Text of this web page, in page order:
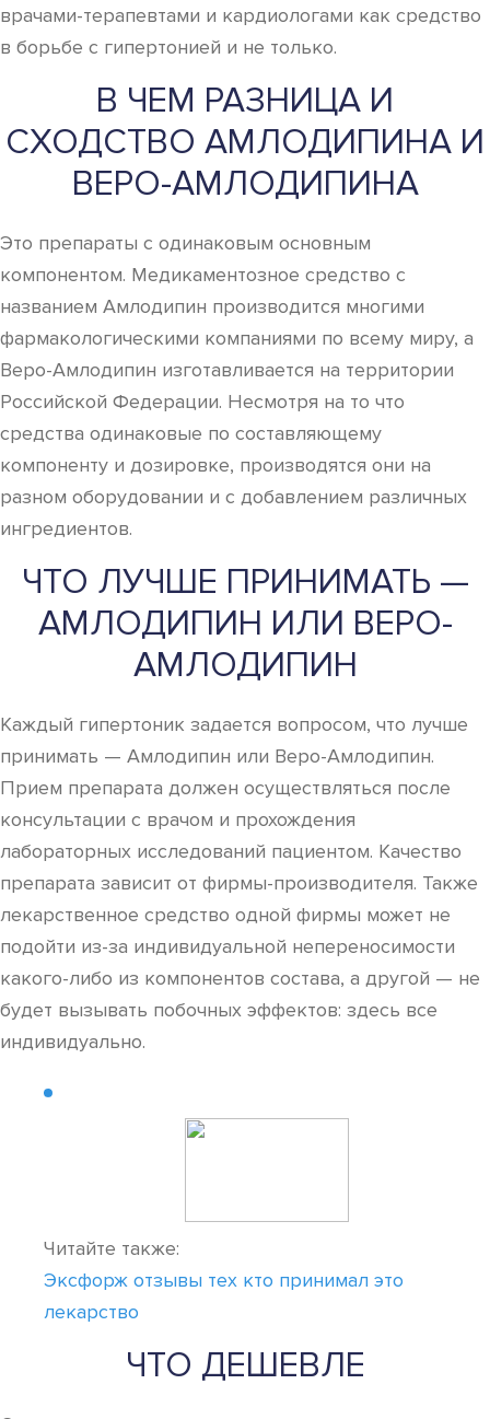
врачами-терапевтами и кардиологами как средство
в борьбе с гипертонией и не только.
В ЧЕМ РАЗНИЦА И
СХОДСТВО АМЛОДИПИНА И
ВЕРО-АМЛОДИПИНА
Это препараты с одинаковым основным
компонентом. Медикаментозное средство с
названием Амлодипин производится многими
фармакологическими компаниями по всему миру, а
Веро-Амлодипин изготавливается на территории
Российской Федерации. Несмотря на то что
средства одинаковые по составляющему
компоненту и дозировке, производятся они на
разном оборудовании и с добавлением различных
ингредиентов.
ЧТО ЛУЧШЕ ПРИНИМАТЬ —
АМЛОДИПИН ИЛИ ВЕРО-
АМЛОДИПИН
Каждый гипертоник задается вопросом, что лучше
принимать — Амлодипин или Веро-Амлодипин.
Прием препарата должен осуществляться после
консультации с врачом и прохождения
лабораторных исследований пациентом. Качество
препарата зависит от фирмы-производителя. Также
лекарственное средство одной фирмы может не
подойти из-за индивидуальной непереносимости
какого-либо из компонентов состава, а другой — не
будет вызывать побочных эффектов: здесь все
индивидуально.
Читайте также:
Эксфорж отзывы тех кто принимал это
лекарство
ЧТО ДЕШЕВЛЕ